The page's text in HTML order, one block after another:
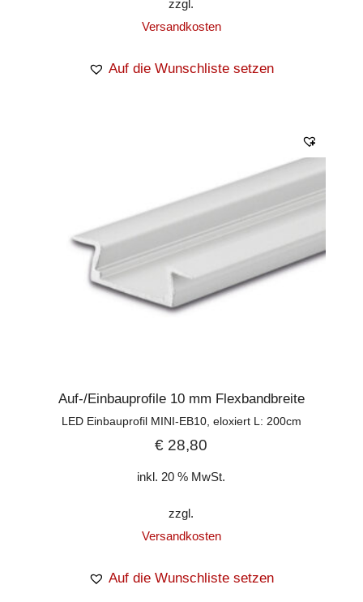
zzgl.
Versandkosten
Auf die Wunschliste setzen
Auf-/Einbauprofile 10 mm Flexbandbreite
LED Einbauprofil MINI-EB10, eloxiert L: 200cm
€ 28,80
inkl. 20 % MwSt.
zzgl.
Versandkosten
Auf die Wunschliste setzen